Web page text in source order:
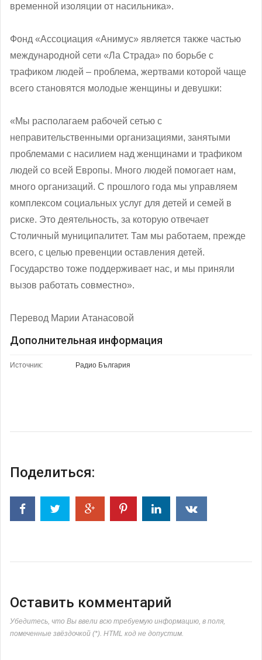
временной изоляции от насильника».
Фонд «Ассоциация «Анимус» является также частью
международной сети «Ла Страда» по борьбе с
трафиком людей – проблема, жертвами которой чаще
всего становятся молодые женщины и девушки:
«Мы располагаем рабочей сетью с
неправительственными организациями, занятыми
проблемами с насилием над женщинами и трафиком
людей со всей Европы. Много людей помогает нам,
много организаций. С прошлого года мы управляем
комплексом социальных услуг для детей и семей в
риске. Это деятельность, за которую отвечает
Столичный муниципалитет. Там мы работаем, прежде
всего, с целью превенции оставления детей.
Государство тоже поддерживает нас, и мы приняли
вызов работать совместно».
Перевод Марии Атанасовой
Дополнительная информация
Источник: Радио България
Поделиться:
Оставить комментарий
Убедитесь, что Вы ввели всю требуемую информацию, в поля,
помеченные звёздочкой (*). HTML код не допустим.